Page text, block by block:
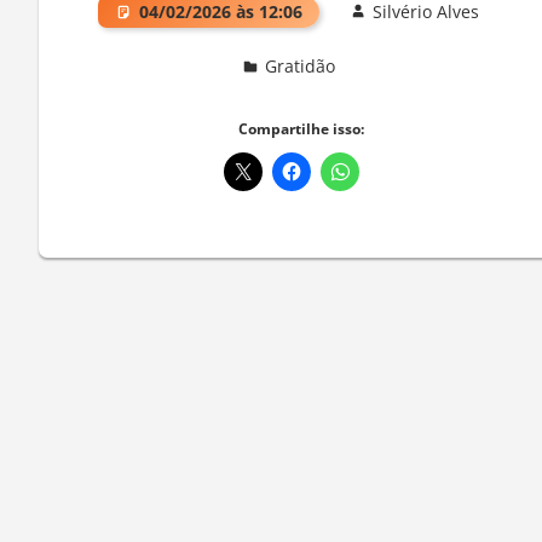
04/02/2026 às 12:06 Silvério Alves
Gratidão
Compartilhe isso: